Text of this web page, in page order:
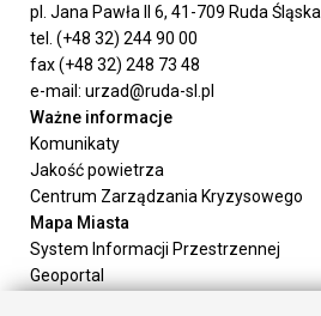
pl. Jana Pawła II 6, 41-709 Ruda Śląska
tel. (+48 32) 244 90 00
fax (+48 32) 248 73 48
e-mail: urzad@ruda-sl.pl
Ważne informacje
Komunikaty
Jakość powietrza
Centrum Zarządzania Kryzysowego
Mapa Miasta
System Informacji Przestrzennej
Geoportal